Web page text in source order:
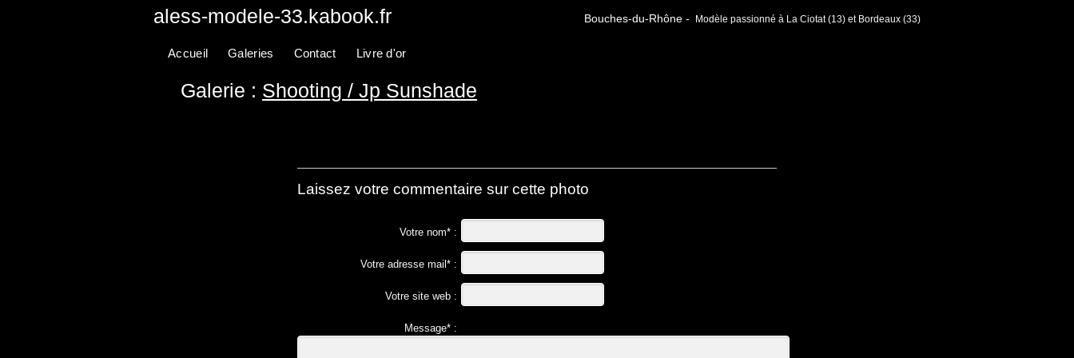
Bouches-du-Rhône - Modèle passionné à La Ciotat (13) et Bordeaux (33)
aless-modele-33.kabook.fr
Accueil Galeries Contact Livre d'or
Galerie : Shooting / Jp Sunshade
Laissez votre commentaire sur cette photo
Votre nom* :
Votre adresse mail* :
Votre site web :
Message* :